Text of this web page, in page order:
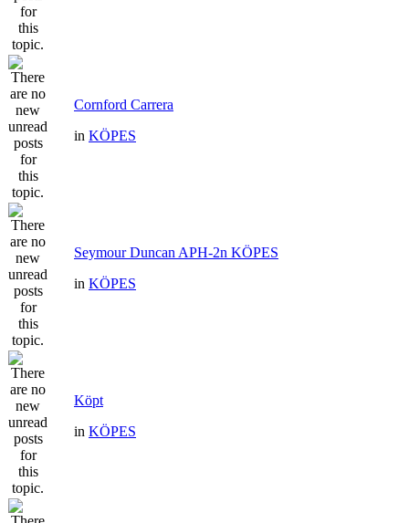
Cornford Carrera
in KÖPES
Seymour Duncan APH-2n KÖPES
in KÖPES
Köpt
in KÖPES